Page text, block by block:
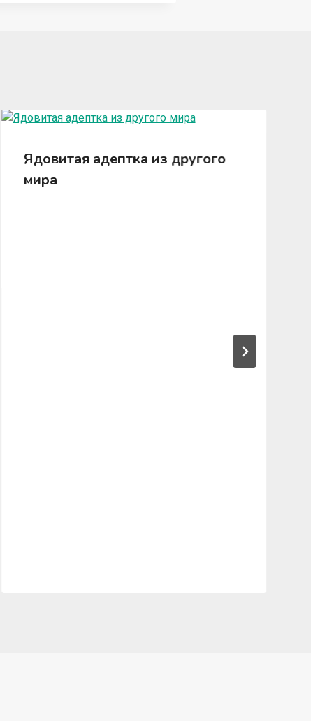
Ядовитая адептка из другого
мира